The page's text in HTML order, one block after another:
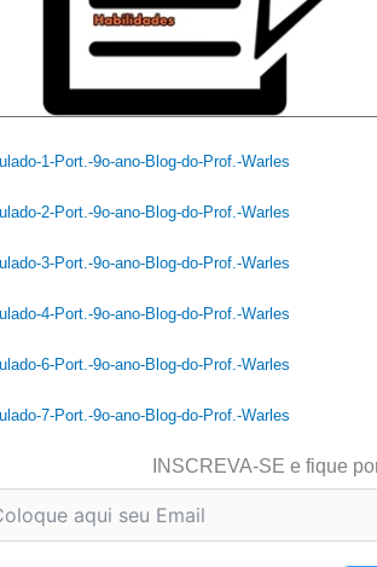
1-Port.-9o-ano-Blog-do-Prof.-Warles
2-Port.-9o-ano-Blog-do-Prof.-Warles
3-Port.-9o-ano-Blog-do-Prof.-Warles
4-Port.-9o-ano-Blog-do-Prof.-Warles
6-Port.-9o-ano-Blog-do-Prof.-Warles
7-Port.-9o-ano-Blog-do-Prof.-Warles
INSCREVA-SE e fique